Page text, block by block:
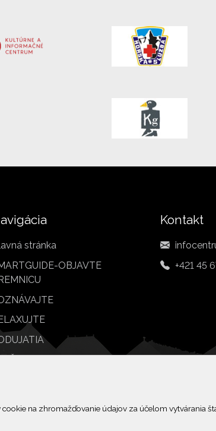
na zhromažďovanie údajov za účelom vytvárania
stránka
OBJAVTE
Kontakt
+421 45
© 2026 Arrabella s.r.o., mayabella s.r.o., Všetky